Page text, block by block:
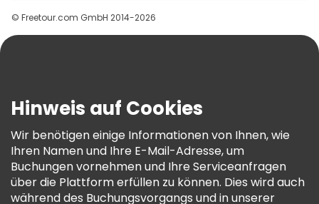
Hilfe
AGB Und Rechtliches
Cookie-Richtlinie
Freetour Auszeichnungen
Treueprogramm
© Freetour.com GmbH 2014-2026
Hinweis auf Cookies
Wir benötigen einige Informationen von Ihnen, wie
Ihren Namen und Ihre E-Mail-Adresse, um
Buchungen vornehmen und Ihre Serviceanfragen
über die Plattform erfüllen zu können. Dies wird auch
während des Buchungsvorgangs und in unserer